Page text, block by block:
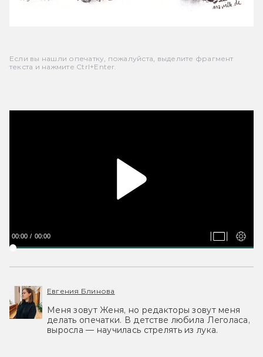
Если вы нашли опечатку, пожалуйста, выделите фрагмент
текста и нажмите Ctrl+Enter.
00:00 00:00
Евгения Блинова
Меня зовут Женя, но редакторы зовут меня
делать опечатки. В детстве любила Леголаса,
выросла — научилась стрелять из лука.